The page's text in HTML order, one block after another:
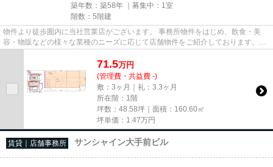
築年数：築58年 ｜募集中： 1室
階数：5階建
物件より徒歩圏内に当社営業店がございます。 事務所物件をはじめ、飲食・美
容・物販などの様々な業種のニーズに応じて店舗物件をご紹介しております。
尚、弊社ではおとり広告は一切...
71.5万円
(管理費・共益費 -)
敷：3ヶ月｜礼：3.3ヶ月
所在階：1階
坪数：48.58坪｜面積：160.60㎡
坪単価： 1.47万円
賃貸｜店舗事務所 サンシャイン大手前ビル